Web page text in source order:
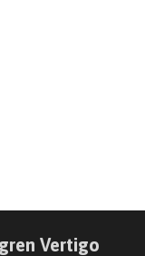
Vertigo